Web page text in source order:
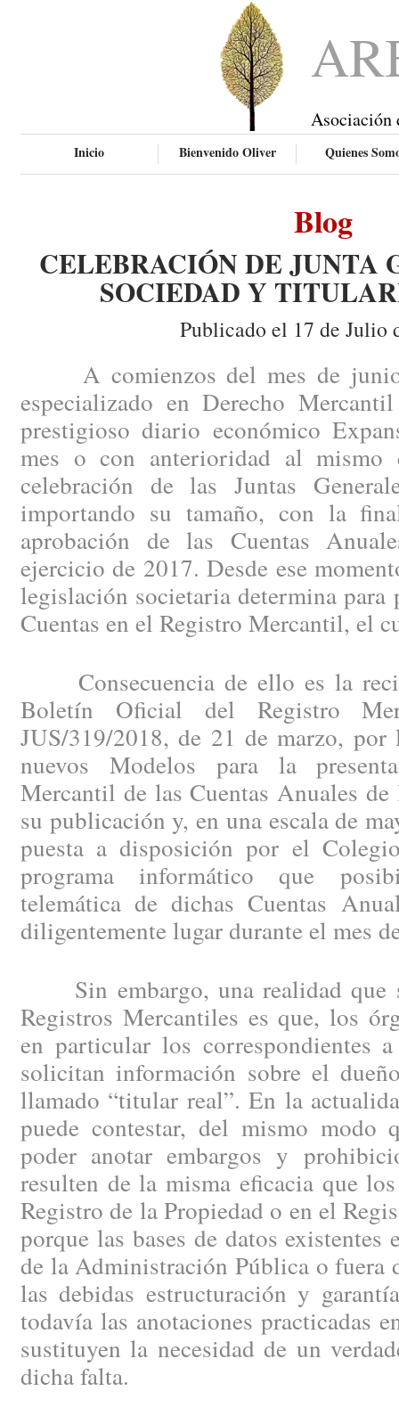
Asociación
Inicio Bienvenido Oliver Quienes
Blog
CELEBRACIÓN DE JUNTA
SOCIEDAD Y
Publicado el 17 de Julio
A comienzos del mes de junio,
especializado en Derecho
prestigioso diario económico
mes o con anterioridad al mismo
celebración de las Juntas
importando su tamaño, con la
aprobación de las Cuentas
ejercicio de 2017. Desde ese
legislación societaria determina para
Cuentas en el Registro Mercantil, el
Consecuencia de ello es la
Boletín Oficial del Registro
JUS/319/2018, de 21 de marzo, por
nuevos Modelos para la
Mercantil de las Cuentas Anuales
su publicación y, en una escala de
puesta a disposición por el
programa informático que
telemática de dichas Cuentas
diligentemente lugar durante el mes
Sin embargo, una realidad que
Registros Mercantiles es que, los
en particular los correspondientes
solicitan información sobre el
llamado “titular real”. En la
puede contestar, del mismo modo
poder anotar embargos y
resulten de la misma eficacia que
Registro de la Propiedad o en el
porque las bases de datos
de la Administración Pública o fuera
las debidas estructuración y
todavía las anotaciones practicadas
sustituyen la necesidad de un
dicha falta.